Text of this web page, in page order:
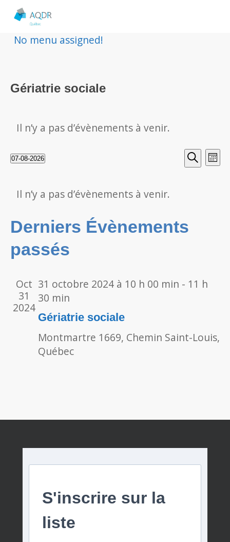
No menu assigned!
Gériatrie sociale
Il n’y a pas d’évènements à venir.
de
Recherche
Mois
07-08-2026
date.
Calendrier
Évènements
Il n’y a pas d’évènements à venir.
Derniers Évènements
passés
Oct
31
2024
31 octobre 2024 à 10 h 00 min - 11 h
30 min
Gériatrie sociale
Montmartre 1669, Chemin Saint-Louis,
Québec
S'inscrire sur la
liste